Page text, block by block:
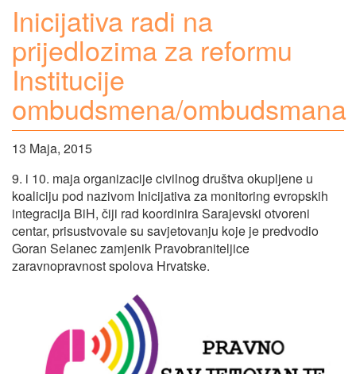
Inicijativa radi na
prijedlozima za reformu
Institucije
ombudsmena/ombudsmana
13 Maja, 2015
9. i 10. maja organizacije civilnog društva okupljene u
koaliciju pod nazivom Inicijativa za monitoring evropskih
integracija BiH, čiji rad koordinira Sarajevski otvoreni
centar, prisustvovale su savjetovanju koje je predvodio
Goran Selanec zamjenik Pravobraniteljice
zaravnopravnost spolova Hrvatske.